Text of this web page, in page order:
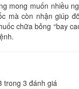
mong muốn nhiều
mà còn nhận giúp
chữa bỏng “bay
trong 3 đánh giá